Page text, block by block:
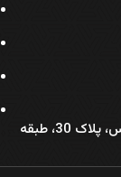
تهران، میدان ونک، خیابان ملاصدرا، خیابان پردیس، پلاک 30، طبقه